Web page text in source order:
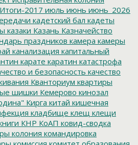
Итоги-2017 июль июнь июнь_2026
кадетский бал кадеты
казаки Казань Казначейство
праздников камера камеры
канализация капитальный
карате каратин катастрофа
и безопасность качество
Кванториум квартиры
шишки Кемерово кинозал
Кирга китай кишечная
кладбище клещ клещи
КНР КоАП ковид-сводка
колония командировка